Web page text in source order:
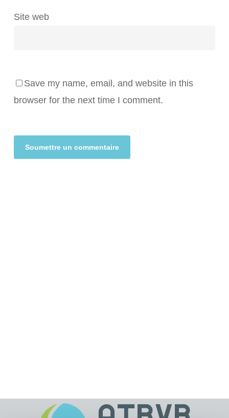
Site web
Save my name, email, and website in this
browser for the next time I comment.